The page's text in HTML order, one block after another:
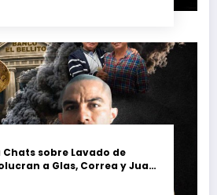
Chats sobre Lavado de
a Glas, Correa y Juan